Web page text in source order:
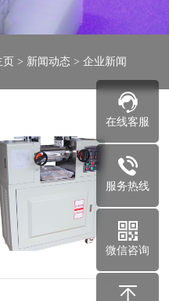
页 > 新闻动态 >企业新闻
在线客服
服务热线
微信咨询